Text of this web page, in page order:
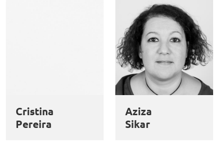
Cristina
Pereira
Aziza
Sikar